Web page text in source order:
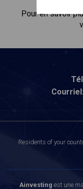
Pour en savoir
Courriel:
Residents of your
Ainvesting est une